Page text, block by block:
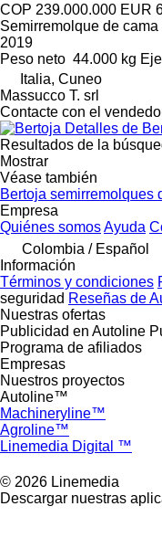
COP 239.000.000 EUR
Semirremolque de cama
2019
Peso neto 44.000 kg
Italia, Cuneo
Massucco T. srl
Contacte con el
Detalles de
Resultados de la
Mostrar
Véase también
Bertoja semirremolques
Empresa
Quiénes somosAyuda
Colombia / Español
Información
Términos y condiciones
seguridad Reseñas de
Nuestras ofertas
Publicidad en Autoline
Programa de afiliados
Empresas
Nuestros proyectos
Autoline™
Machineryline™
Agroline™
Linemedia Digital ™
© 2026 Linemedia
Descargar nuestras